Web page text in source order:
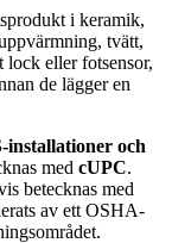
i keramik,
tvätt,
eller fotsensor,
de lägger en
installationer och
med cUPC.
betecknas med
av ett OSHA-